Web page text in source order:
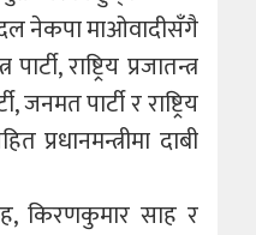
नेकपा माओवादीसँगै
राष्ट्रिय प्रजातन्त्र
जनमत पार्टी र राष्ट्रिय
प्रधानमन्त्रीमा दाबी
किरणकुमार साह र